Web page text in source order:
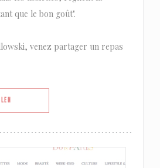
que le bon goût".
venez partager un repas